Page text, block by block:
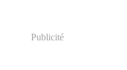
Publicité